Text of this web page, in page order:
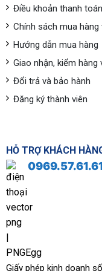
Điều khoản thanh toán
Chính sách mua
Hướng dẫn mua hàng
Giao nhận, kiểm hàng
Đổi trả và bảo hành
Đăng ký thành viên
HỖ TRỢ KHÁCH
Giấy phép kinh doanh